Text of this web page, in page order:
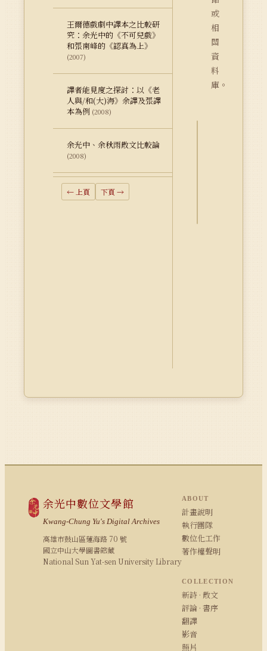
王爾德戲劇中譯本之比較研
究：余光中的《不可兒戲》
和張南峰的《認真為上》
(2007)
譯者能見度之探討：以《老
人與/和(大)海》余譯及張譯
本為例 (2008)
余光中、余秋雨散文比較論
(2008)
← 上頁 下頁 →
或
相
關
資
料
庫。
余光中數位文學館
Kwang-Chung Yu's Digital Archives
高雄市鼓山區蓮海路 70 號
國立中山大學圖書館藏
National Sun Yat-sen University Library
ABOUT
計畫說明
執行團隊
數位化工作
著作權聲明
COLLECTION
新詩 · 散文
評論 · 書序
翻譯
影音
照片